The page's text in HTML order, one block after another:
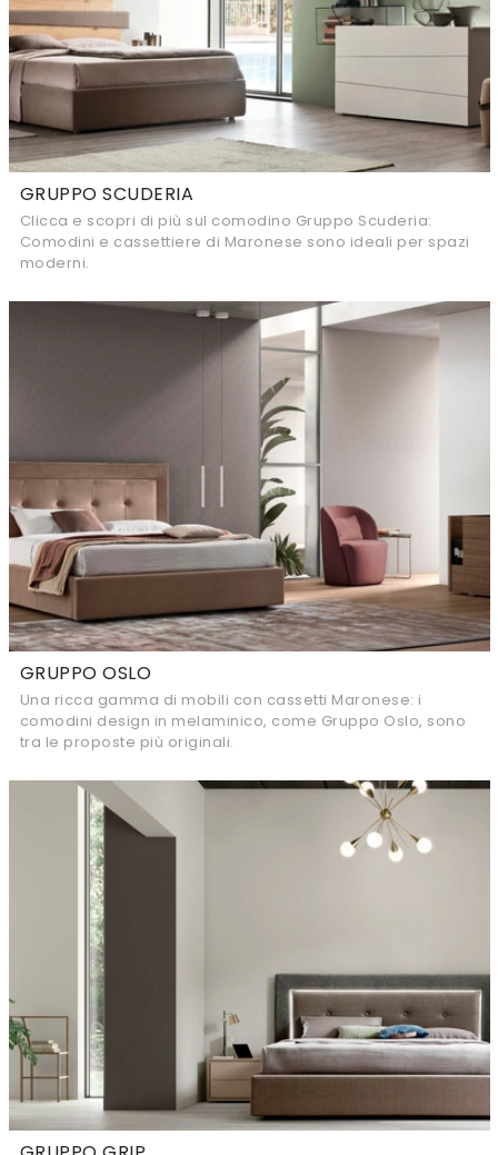
GRUPPO SCUDERIA
Clicca e scopri di più sul comodino Gruppo Scuderia:
Comodini e cassettiere di Maronese sono ideali per spazi
moderni.
GRUPPO OSLO
Una ricca gamma di mobili con cassetti Maronese: i
comodini design in melaminico, come Gruppo Oslo, sono
tra le proposte più originali.